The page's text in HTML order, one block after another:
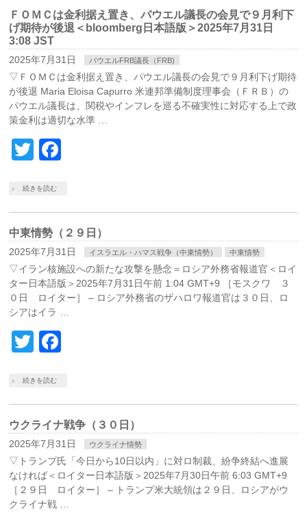
ＦＯＭＣは金利据え置き、パウエル議長の会見で９月利下
げ期待が後退＜bloomberg日本語版＞2025年7月31日
3:08 JST
2025年7月31日 パウエルFRB議長（FRB)
▽ＦＯＭＣは金利据え置き、パウエル議長の会見で９月利下げ期待
が後退 Maria Eloisa Capurro 米連邦準備制度理事会（ＦＲＢ）の
パウエル議長は、関税やインフレを巡る不確実性に対応する上で政
策金利は適切な水準 …
Twitter
続きを読む
中東情勢（２９日）
2025年7月31日 イスラエル・ハマス戦争（中東情勢） 中東情勢
▽イラン核施設への新たな攻撃を懸念＝ロシア外務省報道官＜ロイ
ター日本語版＞2025年7月31日午前 1:04 GMT+9 ［モスクワ ３
０日 ロイター］ – ロシア外務省のザハロワ報道官は３０日、ロ
シアはイラ …
Twitter
続きを読む
ウクライナ戦争（３０日）
2025年7月31日 ウクライナ情勢
▽トランプ氏「今日から10日以内」に対ロ制裁、紛争終結へ進展
なければ＜ロイター日本語版＞2025年7月30日午前 6:03 GMT+9
［２９日 ロイター］ – トランプ米大統領は２９日、ロシアがウ
クライナ戦 …